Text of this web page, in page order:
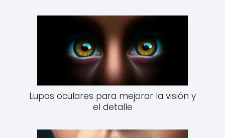
Lupas oculares para mejorar la visión y
el detalle